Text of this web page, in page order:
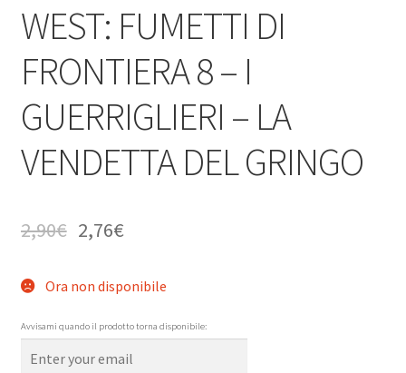
WEST: FUMETTI DI
FRONTIERA 8 – I
GUERRIGLIERI – LA
VENDETTA DEL GRINGO
2,90€ 2,76€
Ora non disponibile
Avvisami quando il prodotto torna disponibile: